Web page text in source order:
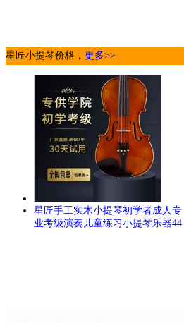
星匠小提琴价格， 更多>>
星匠手工实木小提琴初学者成人专
业考级演奏儿童练习小提琴乐器44